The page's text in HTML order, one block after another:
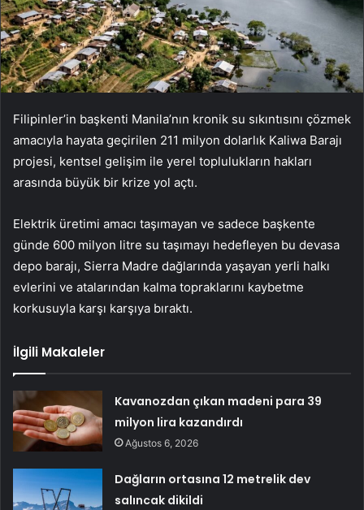
Filipinler’in başkenti Manila’nın kronik su sıkıntısını çözmek
amacıyla hayata geçirilen 211 milyon dolarlık Kaliwa Barajı
projesi, kentsel gelişim ile yerel toplulukların hakları
arasında büyük bir krize yol açtı.
Elektrik üretimi amacı taşımayan ve sadece başkente
günde 600 milyon litre su taşımayı hedefleyen bu devasa
depo barajı, Sierra Madre dağlarında yaşayan yerli halkı
evlerini ve atalarından kalma topraklarını kaybetme
korkusuyla karşı karşıya bıraktı.
İlgili Makaleler
Kavanozdan çıkan madeni para 39
milyon lira kazandırdı
Ağustos 6, 2026
Dağların ortasına 12 metrelik dev
salıncak dikildi